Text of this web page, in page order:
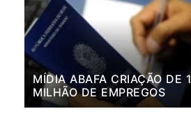
MÍDIA ABAFA CRIAÇÃO DE 1
MILHÃO DE EMPREGOS